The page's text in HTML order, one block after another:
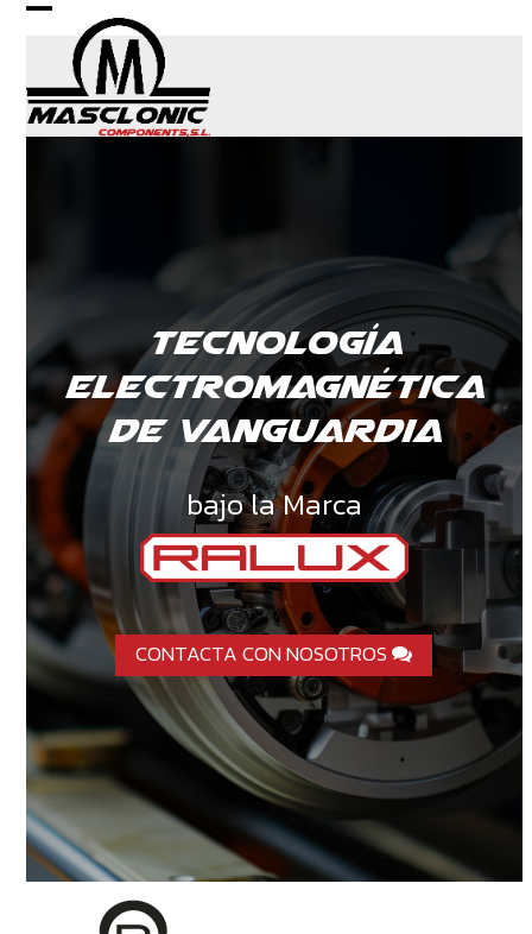
Skip
Open
mobile
menu
Close
mobile
menu
Tecnología
electromagnética
de vanguardia
bajo la Marca
CONTACTA CON NOSOTROS